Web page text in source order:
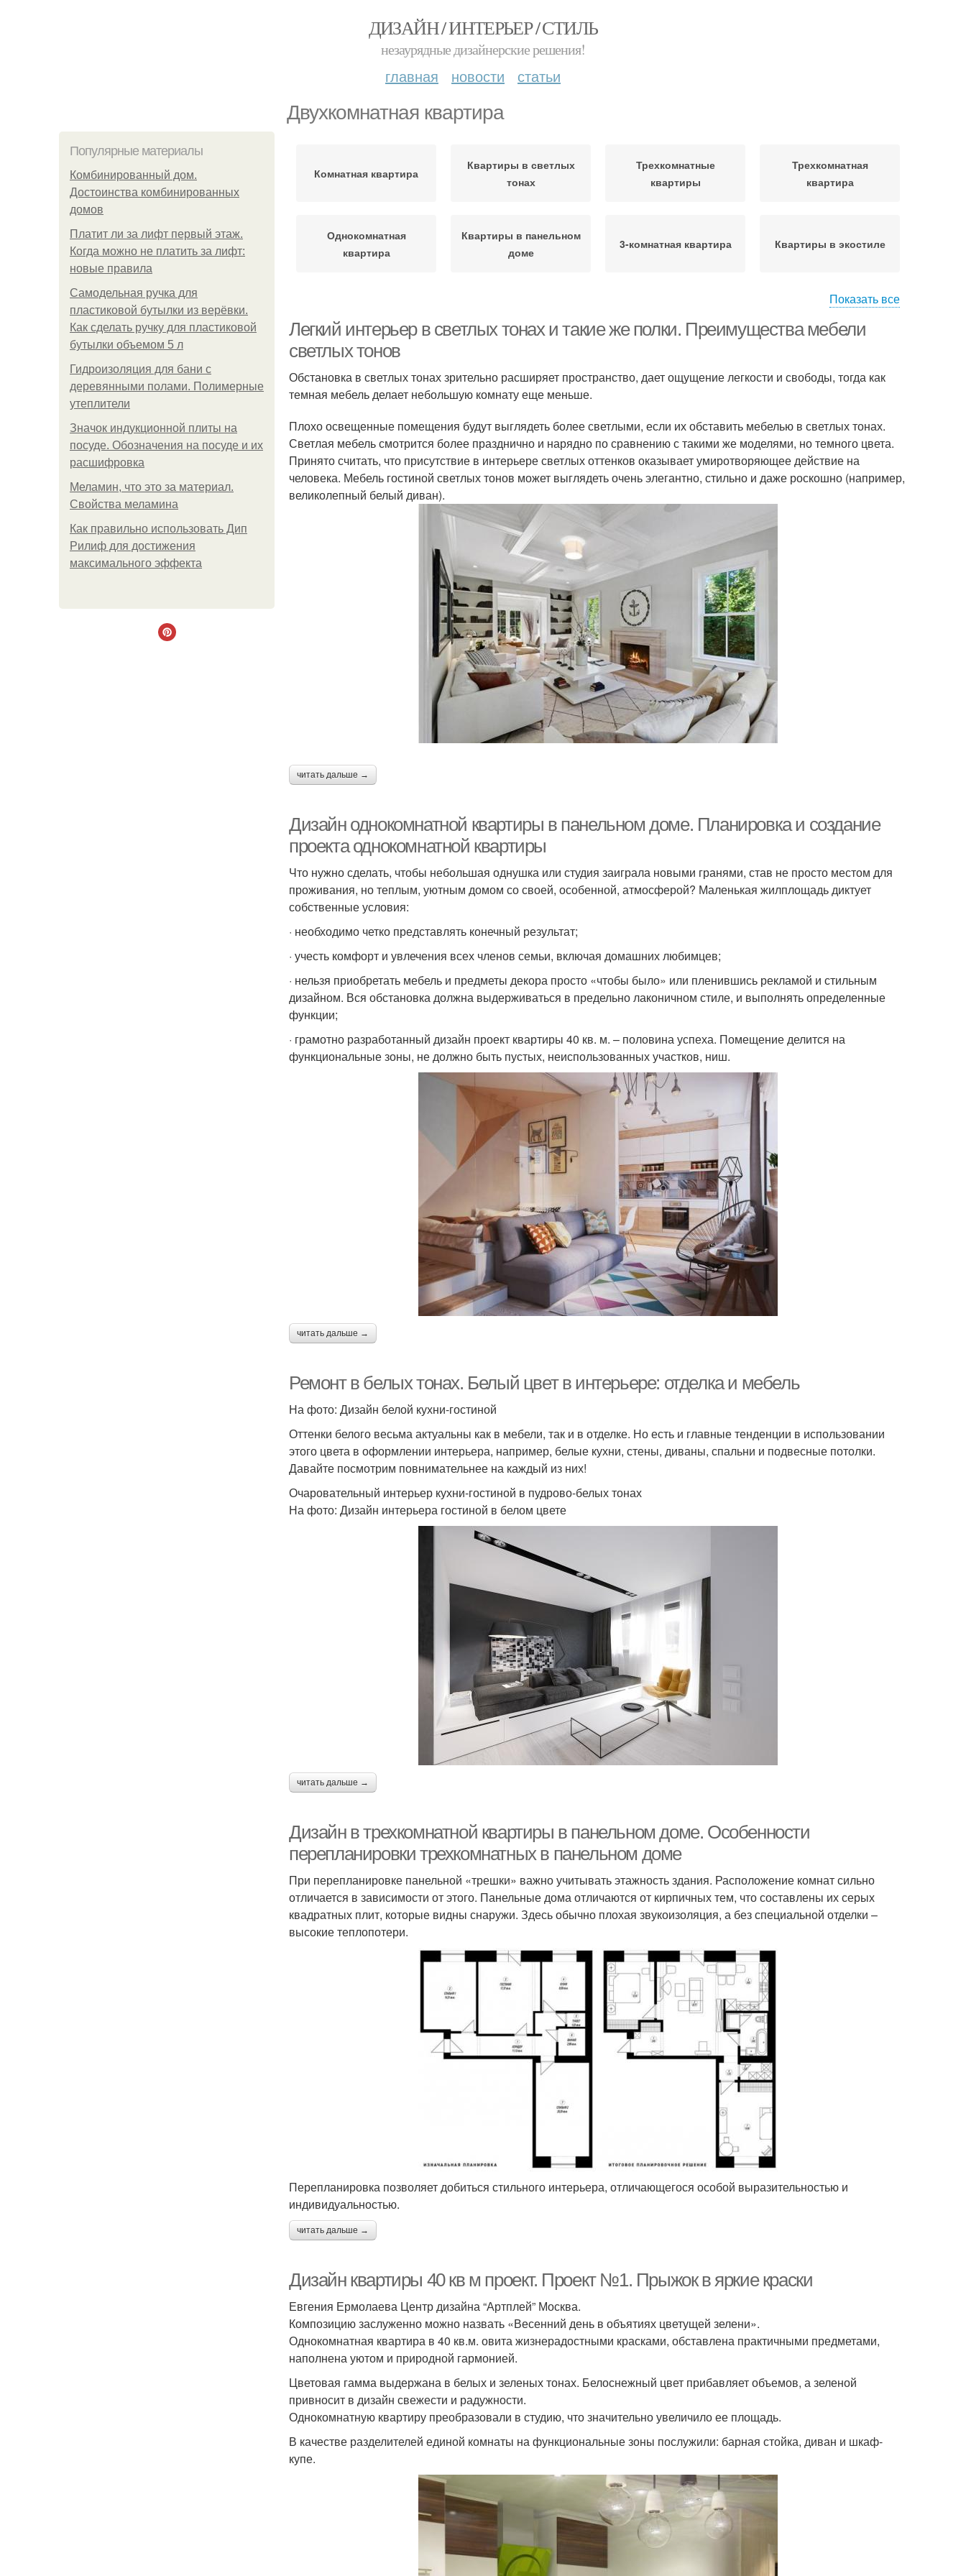
ДИЗАЙН / ИНТЕРЬЕР / СТИЛЬ
незаурядные дизайнерские решения!
главная новости статьи
Двухкомнатная квартира
Популярные материалы
Комбинированный дом.
Достоинства комбинированных
домов
Платит ли за лифт первый этаж.
Когда можно не платить за лифт:
новые правила
Самодельная ручка для
пластиковой бутылки из верёвки.
Как сделать ручку для пластиковой
бутылки объемом 5 л
Гидроизоляция для бани с
деревянными полами. Полимерные
утеплители
Значок индукционной плиты на
посуде. Обозначения на посуде и их
расшифровка
Меламин, что это за материал.
Свойства меламина
Как правильно использовать Дип
Рилиф для достижения
максимального эффекта
Комнатная квартира
Квартиры в светлых
тонах
Трехкомнатные
квартиры
Трехкомнатная
квартира
Однокомнатная
квартира
Квартиры в панельном
доме
3-комнатная квартира Квартиры в экостиле
квартиры
домах
Интерьер для
двухкомнатной
Однокомнатные
квартиры
Небольшие квартиры Квартиры в спб
Квартиры с учетом 2-комнатные квартиры Панельная квартира
Двухкомнатная
ленинградка
Квартира с размерами
Квартиры в доме
Ремонт в брежневских
квартирах
Комнатные квартиры Квартиры в старых
Квартиры в стиле
Показать все
Легкий интерьер в светлых тонах и такие же полки. Преимущества мебели
светлых тонов
Обстановка в светлых тонах зрительно расширяет пространство, дает ощущение легкости и свободы, тогда как
темная мебель делает небольшую комнату еще меньше.
Плохо освещенные помещения будут выглядеть более светлыми, если их обставить мебелью в светлых тонах.
Светлая мебель смотрится более празднично и нарядно по сравнению с такими же моделями, но темного цвета.
Принято считать, что присутствие в интерьере светлых оттенков оказывает умиротворяющее действие на
человека. Мебель гостиной светлых тонов может выглядеть очень элегантно, стильно и даже роскошно (например,
великолепный белый диван).
читать дальше →
Дизайн однокомнатной квартиры в панельном доме. Планировка и создание
проекта однокомнатной квартиры
Что нужно сделать, чтобы небольшая однушка или студия заиграла новыми гранями, став не просто местом для
проживания, но теплым, уютным домом со своей, особенной, атмосферой? Маленькая жилплощадь диктует
собственные условия:
· необходимо четко представлять конечный результат;
· учесть комфорт и увлечения всех членов семьи, включая домашних любимцев;
· нельзя приобретать мебель и предметы декора просто «чтобы было» или пленившись рекламой и стильным
дизайном. Вся обстановка должна выдерживаться в предельно лаконичном стиле, и выполнять определенные
функции;
· грамотно разработанный дизайн проект квартиры 40 кв. м. – половина успеха. Помещение делится на
функциональные зоны, не должно быть пустых, неиспользованных участков, ниш.
читать дальше →
Ремонт в белых тонах. Белый цвет в интерьере: отделка и мебель
На фото: Дизайн белой кухни-гостиной
Оттенки белого весьма актуальны как в мебели, так и в отделке. Но есть и главные тенденции в использовании
этого цвета в оформлении интерьера, например, белые кухни, стены, диваны, спальни и подвесные потолки.
Давайте посмотрим повнимательнее на каждый из них!
Очаровательный интерьер кухни-гостиной в пудрово-белых тонах
На фото: Дизайн интерьера гостиной в белом цвете
читать дальше →
Дизайн в трехкомнатной квартиры в панельном доме. Особенности
перепланировки трехкомнатных в панельном доме
При перепланировке панельной «трешки» важно учитывать этажность здания. Расположение комнат сильно
отличается в зависимости от этого. Панельные дома отличаются от кирпичных тем, что составлены их серых
квадратных плит, которые видны снаружи. Здесь обычно плохая звукоизоляция, а без специальной отделки –
высокие теплопотери.
Перепланировка позволяет добиться стильного интерьера, отличающегося особой выразительностью и
индивидуальностью.
читать дальше →
Дизайн квартиры 40 кв м проект. Проект №1. Прыжок в яркие краски
Евгения Ермолаева Центр дизайна “Артплей” Москва.
Композицию заслуженно можно назвать «Весенний день в объятиях цветущей зелени».
Однокомнатная квартира в 40 кв.м. овита жизнерадостными красками, обставлена практичными предметами,
наполнена уютом и природной гармонией.
Цветовая гамма выдержана в белых и зеленых тонах. Белоснежный цвет прибавляет объемов, а зеленой
привносит в дизайн свежести и радужности.
Однокомнатную квартиру преобразовали в студию, что значительно увеличило ее площадь.
В качестве разделителей единой комнаты на функциональные зоны послужили: барная стойка, диван и шкаф-
купе.